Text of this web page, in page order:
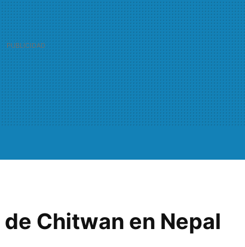
Chitwan en Nepal